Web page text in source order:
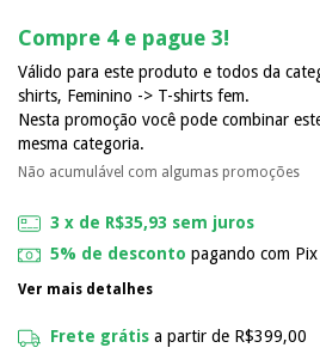
Compre 4 e pague 3!
Válido para este produto e todos da
shirts, Feminino -> T-shirts fem.
Nesta promoção você pode combinar
mesma categoria.
Não acumulável com algumas promoções
3 x de R$35,93 sem juros
5% de desconto pagando com Pix
Ver mais detalhes
Frete grátis a partir de R$399,00